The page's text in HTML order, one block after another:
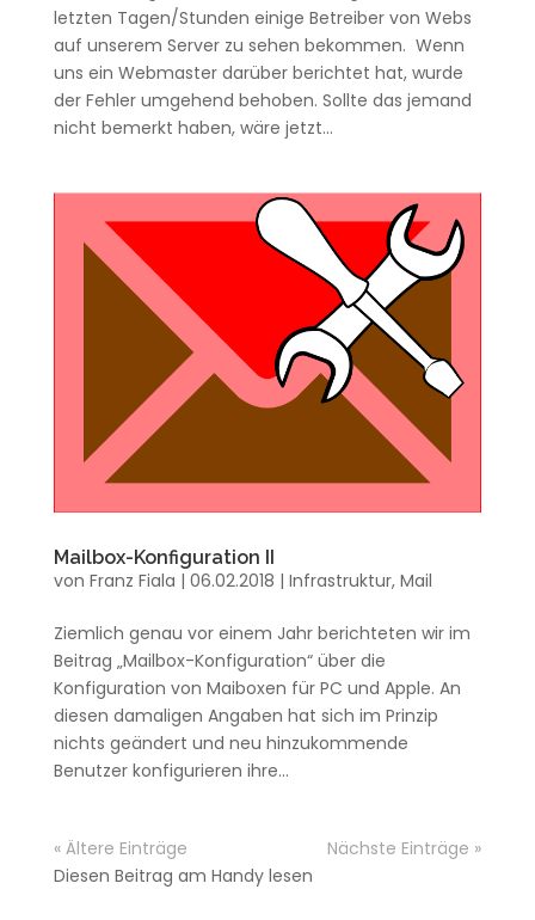
letzten Tagen/Stunden einige Betreiber von Webs
auf unserem Server zu sehen bekommen. Wenn
uns ein Webmaster darüber berichtet hat, wurde
der Fehler umgehend behoben. Sollte das jemand
nicht bemerkt haben, wäre jetzt...
Mailbox-Konfiguration II
von Franz Fiala | 06.02.2018 | Infrastruktur, Mail
Ziemlich genau vor einem Jahr berichteten wir im
Beitrag „Mailbox-Konfiguration“ über die
Konfiguration von Maiboxen für PC und Apple. An
diesen damaligen Angaben hat sich im Prinzip
nichts geändert und neu hinzukommende
Benutzer konfigurieren ihre...
« Ältere Einträge
Nächste Einträge »
Diesen Beitrag am Handy lesen